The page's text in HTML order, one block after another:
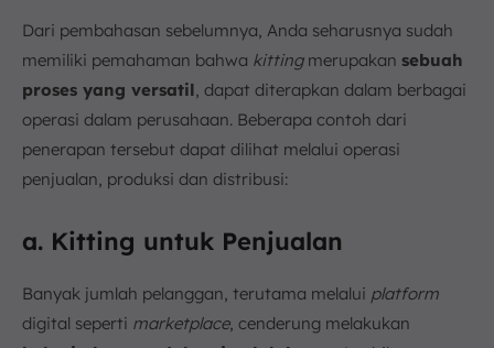
Dari pembahasan sebelumnya, Anda seharusnya sudah
memiliki pemahaman bahwa kittingmerupakan sebuah
proses yang versatil , dapat diterapkan dalam berbagai
operasi dalam perusahaan. Beberapa contoh dari
penerapan tersebut dapat dilihat melalui operasi
penjualan, produksi dan distribusi:
a. Kitting untuk Penjualan
Banyak jumlah pelanggan, terutama melalui platform
digital seperti marketplace, cenderung melakukan